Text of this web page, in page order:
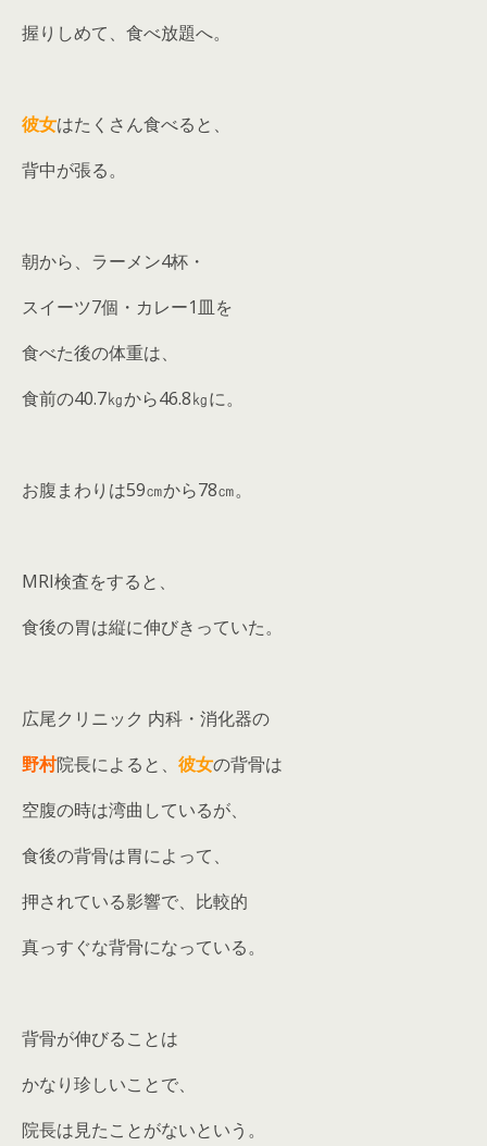
握りしめて、食べ放題へ。
彼女はたくさん食べると、
背中が張る。
朝から、ラーメン4杯・
スイーツ7個・カレー1皿を
食べた後の体重は、
食前の40.7㎏から46.8㎏に。
お腹まわりは59㎝から78㎝。
MRI検査をすると、
食後の胃は縦に伸びきっていた。
広尾クリニック 内科・消化器の
野村院長によると、 彼女の背骨は
空腹の時は湾曲しているが、
食後の背骨は胃によって、
押されている影響で、比較的
真っすぐな背骨になっている。
背骨が伸びることは
かなり珍しいことで、
院長は見たことがないという。